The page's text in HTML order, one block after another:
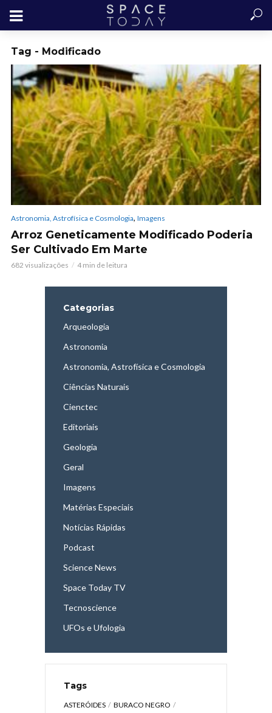
Tag - Modificado
Astronomia, Astrofísica e Cosmologia, Imagens
Arroz Geneticamente Modificado Poderia
Ser Cultivado Em Marte
682 visualizações 4 min de leitura
Categorias
Arqueologia
Astronomia
Astronomia, Astrofísica e Cosmologia
Ciências Naturais
Cienctec
Editoriais
Geologia
Geral
Imagens
Matérias Especiais
Notícias Rápidas
Podcast
Science News
Space Today TV
Tecnoscience
UFOs e Ufologia
Tags
ASTERÓIDES
BURACO NEGRO